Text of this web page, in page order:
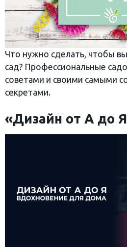
Что нужно сделать, чтобы
сад? Профессиональные
советами и своими самыми
секретами.
«Дизайн от А до